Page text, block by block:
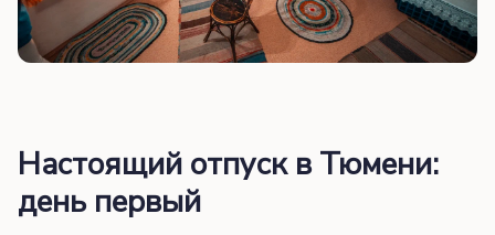
Настоящий отпуск в Тюмени:
день первый